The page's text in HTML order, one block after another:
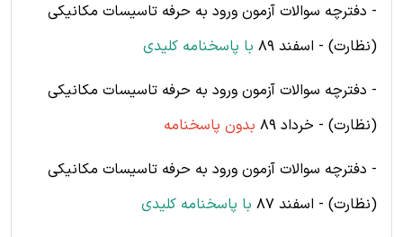
- دفترچه سوالات آزمون ورود به حرفه تاسیسات مکانیکی
(نظارت) - اسفند 89
با پاسخنامه کلیدی
- دفترچه سوالات آزمون ورود به حرفه تاسیسات مکانیکی
(نظارت) - خرداد 89
بدون پاسخنامه
- دفترچه سوالات آزمون ورود به حرفه تاسیسات مکانیکی
(نظارت) - اسفند 87
با پاسخنامه کلیدی